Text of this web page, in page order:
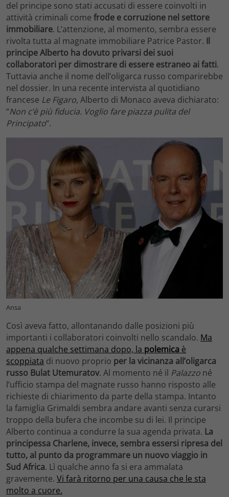
del principe sono stati accusati di essere coinvolti in
attività criminali come frode e corruzione nel settore
immobiliare. L’attenzione, al momento, sembra essere
rivolta tutta al magnate immobiliare Patrice Pastor. Il
principe Alberto ha dovuto privarsi dei suoi
collaboratori per dimostrare di essere estraneo ai fatti.
Tuttavia anche il nome dell’oligarca russo comparirebbe
nel dossier. In una recente intervista al quotidiano
francese Le Figaro, Alberto di Monaco aveva dichiarato:
“Non c’è più fiducia. Voglio fare piazza pulita del
Principato“.
Ansa
Così aveva fatto, allontanando dalle posizioni più
importanti i collaboratori coinvolti nello scandalo. Ma
appena qualche settimana dopo, la polemica è
scoppiata di nuovo proprio per la vicinanza all’oligarca
russo Bulat Utemuratov. Al momento né il Palazzo né
l’ufficio stampa del magnate russo hanno risposto alle
richieste di chiarimento da parte della stampa. Intanto
la famiglia Grimaldi sembra andare avanti senza curarsi
troppo della bufera che incombe su di lei. Il principe
Alberto continua a condurre la sua agenda privata. La
principessa Charlene, invece, sembra essersi ripresa del
tutto, al punto da programmare un nuovo viaggio in
Sud Africa. Lì qualche anno fa si era ammalata
gravemente. Vi farà ritorno per una causa che le sta
molto a cuore.